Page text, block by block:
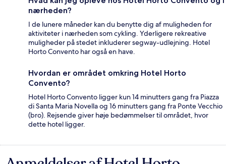
nærheden?
I de lunere måneder kan du benytte dig af muligheden for
aktiviteter i nærheden som cykling. Yderligere rekreative
muligheder på stedet inkluderer segway-udlejning. Hotel
Horto Convento har også en have.
Hvordan er området omkring Hotel Horto
Convento?
Hotel Horto Convento ligger kun 14 minutters gang fra Piazza
di Santa Maria Novella og 16 minutters gang fra Ponte Vecchio
(bro). Rejsende giver høje bedømmelser til området, hvor
dette hotel ligger.